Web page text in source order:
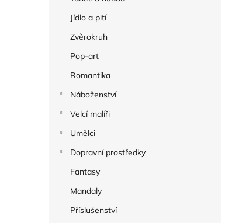
Jídlo a pití
Zvěrokruh
Pop-art
Romantika
Náboženství
Velcí malíři
Umělci
Dopravní prostředky
Fantasy
Mandaly
Příslušenství